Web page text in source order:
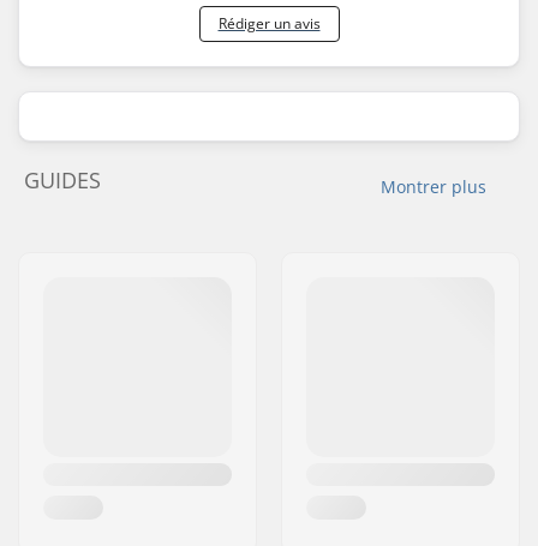
Rédiger un avis
Montrer plus
GUIDES